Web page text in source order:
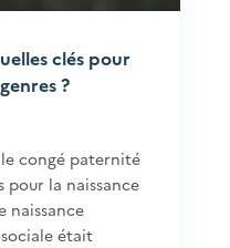
clés pour
?
le congé paternité
pour la naissance
naissance
était